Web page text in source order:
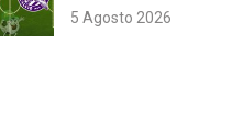
5 Agosto 2026